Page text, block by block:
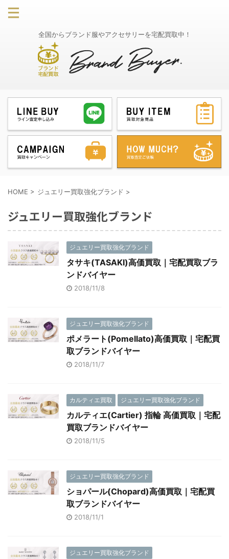
全国からブランド服やアクセサリーを宅配買取中！
HOME > ジュエリー買取強化ブランド >
ジュエリー買取強化ブランド
ジュエリー買取強化ブランド
タサキ(TASAKI)高価買取｜宅配買取ブラ
ンドバイヤー
2018/11/8
ジュエリー買取強化ブランド
ポメラート(Pomellato)高価買取｜宅配買
取ブランドバイヤー
2018/11/7
カルティエ買取 ジュエリー買取強化ブランド
カルティエ(Cartier) 指輪 高価買取｜宅配
買取ブランドバイヤー
2018/11/5
ジュエリー買取強化ブランド
ショパール(Chopard)高価買取｜宅配買
取ブランドバイヤー
2018/11/1
ジュエリー買取強化ブランド